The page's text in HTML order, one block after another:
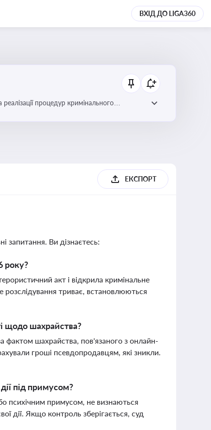
ВХІД ДО LIGA360
процедур кримінального
ЕКСПОРТ
запитання. Ви дізнаєтесь:
року?
акт і відкрила кримінальне
триває, встановлюються
щодо шахрайства?
фактом шахрайства, пов'язаного з онлайн-
гроші псевдопродавцям, які зникли.
під примусом?
психічним примусом, не визнаються
дії. Якщо контроль зберігається, суд